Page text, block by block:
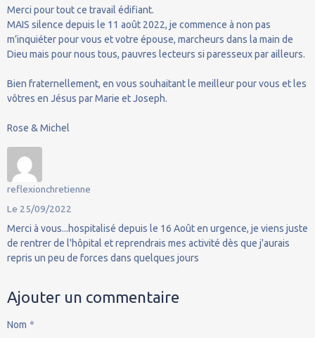
Merci pour tout ce travail édifiant.
MAIS silence depuis le 11 août 2022, je commence à non pas
m’inquiéter pour vous et votre épouse, marcheurs dans la main de
Dieu mais pour nous tous, pauvres lecteurs si paresseux par ailleurs.
Bien fraternellement, en vous souhaitant le meilleur pour vous et les
vôtres en Jésus par Marie et Joseph.
Rose & Michel
reflexionchretienne
Le 25/09/2022
Merci à vous...hospitalisé depuis le 16 Août en urgence, je viens juste
de rentrer de l'hôpital et reprendrais mes activité dès que j'aurais
repris un peu de forces dans quelques jours
Ajouter un commentaire
Nom